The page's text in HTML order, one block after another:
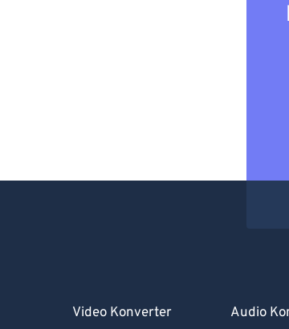
Video Konverter Audio